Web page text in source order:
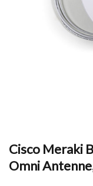
Cisco Meraki
Omni